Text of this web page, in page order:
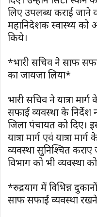
लिए उपलब्ध कराई जाने
महानिदेशक स्वास्थ्य को
किये।
*प्रभारी सचिव ने साफ
का जायजा लिया*
प्रभारी सचिव ने यात्रा
सफाई व्यवस्था के
जिला पंचायत को दिए।
यात्रा मार्ग एवं यात्रा
व्यवस्था सुनिश्चित कराए
विभाग को भी व्यवस्था
*रुद्रप्रयाग में विभिन्न
साफ सफाई व्यवस्था